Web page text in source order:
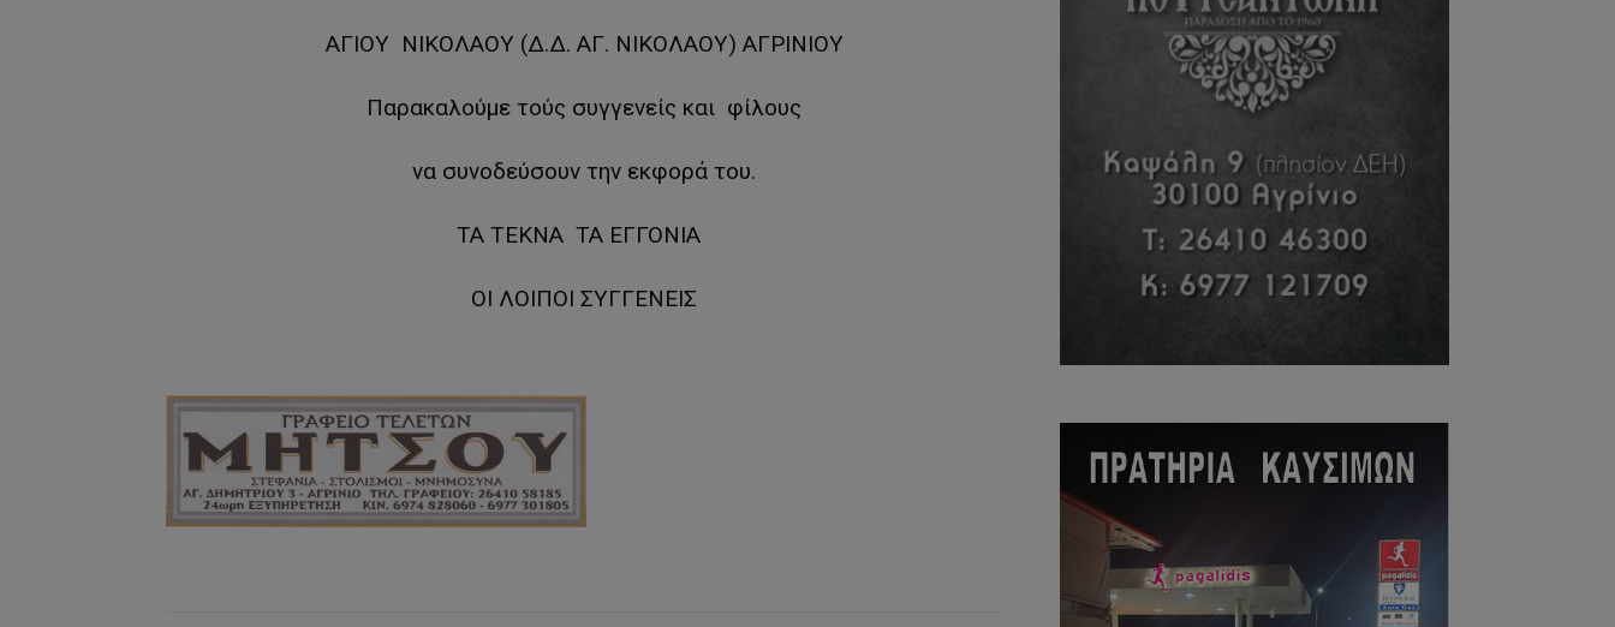
ΑΓΙΟΥ ΝΙΚΟΛΑΟΥ (Δ.Δ. ΑΓ. ΝΙΚΟΛΑΟΥ) ΑΓΡΙΝΙΟΥ
Παρακαλούμε τούς συγγενείς και φίλους
να συνοδεύσουν την εκφορά του.
ΤΑ ΤΕΚΝΑ ΤΑ ΕΓΓΟΝΙΑ
ΟΙ ΛΟΙΠΟΙ ΣΥΓΓΕΝΕΙΣ